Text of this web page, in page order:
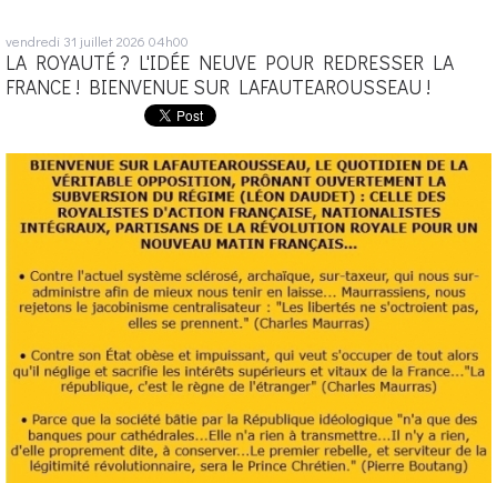
vendredi 31 juillet 2026 04h00
LA ROYAUTÉ ? L'IDÉE NEUVE POUR REDRESSER LA
FRANCE ! BIENVENUE SUR LAFAUTEAROUSSEAU !